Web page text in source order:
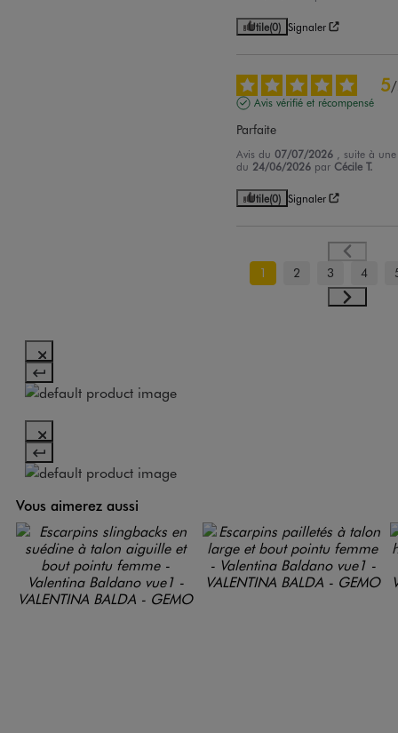
Utile(0) Signaler
5/
Avis vérifié et récompensé
Parfaite
Avis du07/07/2026
, suite à
du 24/06/2026 parCécile T.
Utile(0) Signaler
1 2 3 4
Vous aimerez aussi